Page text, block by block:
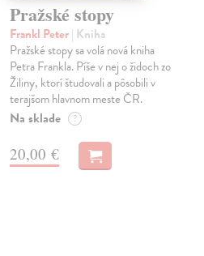
Pražské stopy
Frankl Peter| Kniha
Pražské stopy sa volá nová kniha
Petra Frankla. Píše v nej o židoch zo
Žiliny, ktorí študovali a pôsobili v
terajšom hlavnom meste ČR.
Na sklade ?
20,00 €